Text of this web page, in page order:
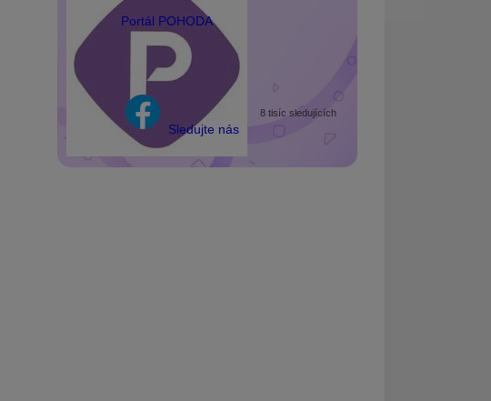
Portál POHODA
Sledujte nás
8 tisíc sledujících